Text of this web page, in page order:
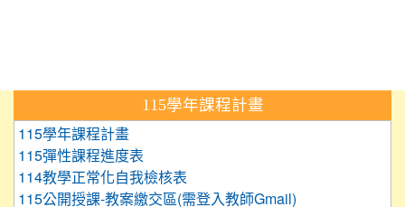
115學年課程計畫
115學年課程計畫
115彈性課程進度表
114教學正常化自我檢核表
115公開授課-教案繳交區(需登入教師Gmail)